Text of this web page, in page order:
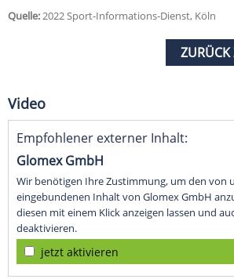
Quelle:2022 Sport-Informations-Dienst, Köln
ZURÜCK
Video
Empfohlener externer Inhalt:
Glomex GmbH
Wir benötigen Ihre Zustimmung, um den von
eingebundenen Inhalt von Glomex GmbH
diesen mit einem Klick anzeigen lassen und
deaktivieren.
jetzt aktivieren